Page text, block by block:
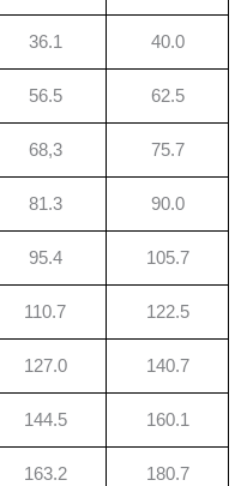
36.1 40.0
56.5 62.5
68,3 75.7
81.3 90.0
95.4 105.7
110.7 122.5
127.0 140.7
144.5 160.1
163.2 180.7